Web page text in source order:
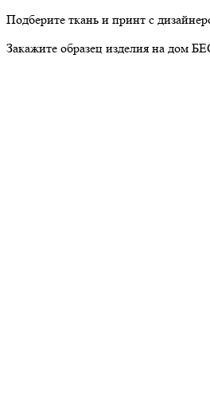
Подберите ткань и принт с
Закажите образец изделия на дом